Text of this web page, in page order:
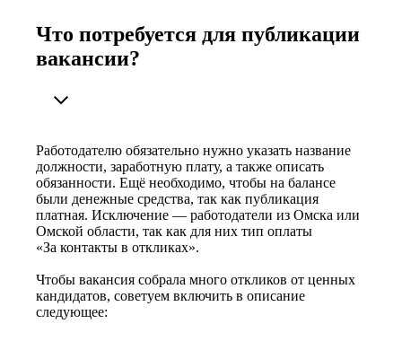
Что потребуется для публикации
вакансии?
Работодателю обязательно нужно указать название
должности, заработную плату, а также описать
обязанности. Ещё необходимо, чтобы на балансе
были денежные средства, так как публикация
платная. Исключение — работодатели из Омска или
Омской области, так как для них тип оплаты
«За контакты в откликах».
Чтобы вакансия собрала много откликов от ценных
кандидатов, советуем включить в описание
следующее: